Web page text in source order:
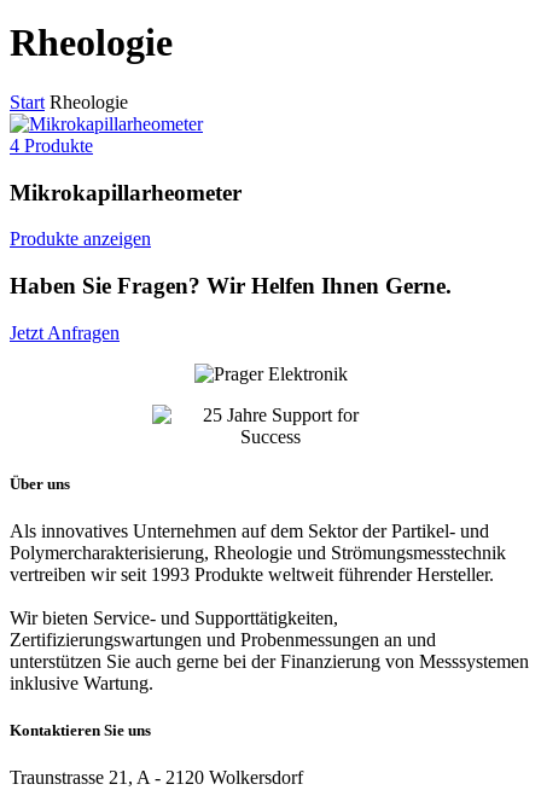
Rheologie
Start Rheologie
4 Produkte
Mikrokapillarheometer
Produkte anzeigen
Haben Sie Fragen? Wir Helfen Ihnen Gerne.
Jetzt Anfragen
Über uns
Als innovatives Unternehmen auf dem Sektor der Partikel- und
Polymercharakterisierung, Rheologie und Strömungsmesstechnik
vertreiben wir seit 1993 Produkte weltweit führender Hersteller.
Wir bieten Service- und Supporttätigkeiten,
Zertifizierungswartungen und Probenmessungen an und
unterstützen Sie auch gerne bei der Finanzierung von Messsystemen
inklusive Wartung.
Kontaktieren Sie uns
Traunstrasse 21, A - 2120 Wolkersdorf